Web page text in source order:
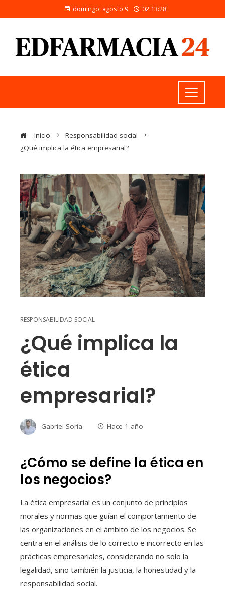
domingo, agosto 9 02:13:28
Inicio
Responsabilidad social
¿Qué implica la ética empresarial?
RESPONSABILIDAD SOCIAL
¿Qué implica la
ética
empresarial?
Gabriel Soria Hace 1 año
¿Cómo se define la ética en
los negocios?
La ética empresarial es un conjunto de principios
morales y normas que guían el comportamiento de
las organizaciones en el ámbito de los negocios. Se
centra en el análisis de lo correcto e incorrecto en las
prácticas empresariales, considerando no solo la
legalidad, sino también la justicia, la honestidad y la
responsabilidad social.